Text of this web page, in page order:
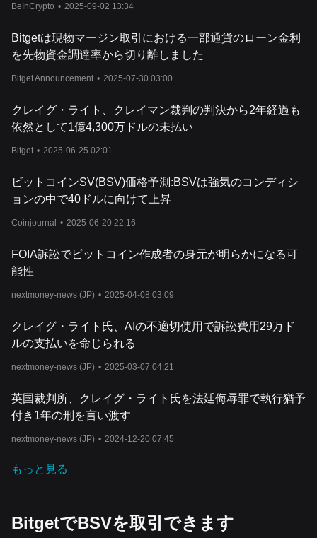
BeInCrypto • 2025-09-02 13:34
Bitgetは現物マージン取引における一部通貨のローン金利
を先物資金調達率から切り離しました
Bitget Announcement • 2025-07-30 03:00
クレイグ・ライト、クレイマン裁判の判決から2年経過も
依然として1億4,300万ドルの未払い
Bitget • 2025-06-25 02:01
ビットコインSV(BSV)価格予測:BSVは強気のコンディシ
ョンの中で40ドルに向けて上昇
Coinjournal • 2025-06-20 22:16
FOIA訴訟でビットコイン作成者の身元が明らかになる可
能性
nextmoney-news (JP) • 2025-04-08 03:09
クレイグ・ライト氏、AIの不適切使用で訴訟費用29万ド
ルの支払いを命じられる
nextmoney-news (JP) • 2025-03-07 04:21
英国裁判所、クレイグ・ライト氏を法廷侮辱罪で執行猶予
付き1年の刑を言い渡す
nextmoney-news (JP) • 2024-12-20 07:45
もっと見る
BitgetでBSVを取引できます